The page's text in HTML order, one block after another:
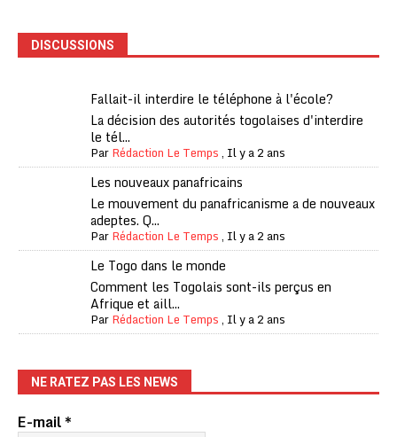
DISCUSSIONS
Fallait-il interdire le téléphone à l'école?
La décision des autorités togolaises d'interdire
le tél...
ParRédaction Le Temps, Il y a 2 ans
Les nouveaux panafricains
Le mouvement du panafricanisme a de nouveaux
adeptes. Q...
ParRédaction Le Temps, Il y a 2 ans
Le Togo dans le monde
Comment les Togolais sont-ils perçus en
Afrique et aill...
ParRédaction Le Temps, Il y a 2 ans
NE RATEZ PAS LES NEWS
E-mail*